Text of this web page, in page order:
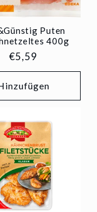
Puten
400g
Normaler
Preis
€5,59